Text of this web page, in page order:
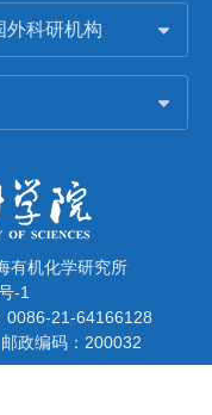
外科研机构
有机化学研究所
-1
0086-21-64166128
邮政编码：200032